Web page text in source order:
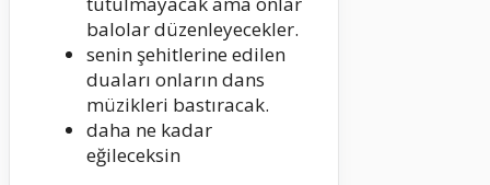
balolar düzenleyecekler.
senin şehitlerine edilen
duaları onların dans
müzikleri bastıracak.
daha ne kadar
eğileceksin